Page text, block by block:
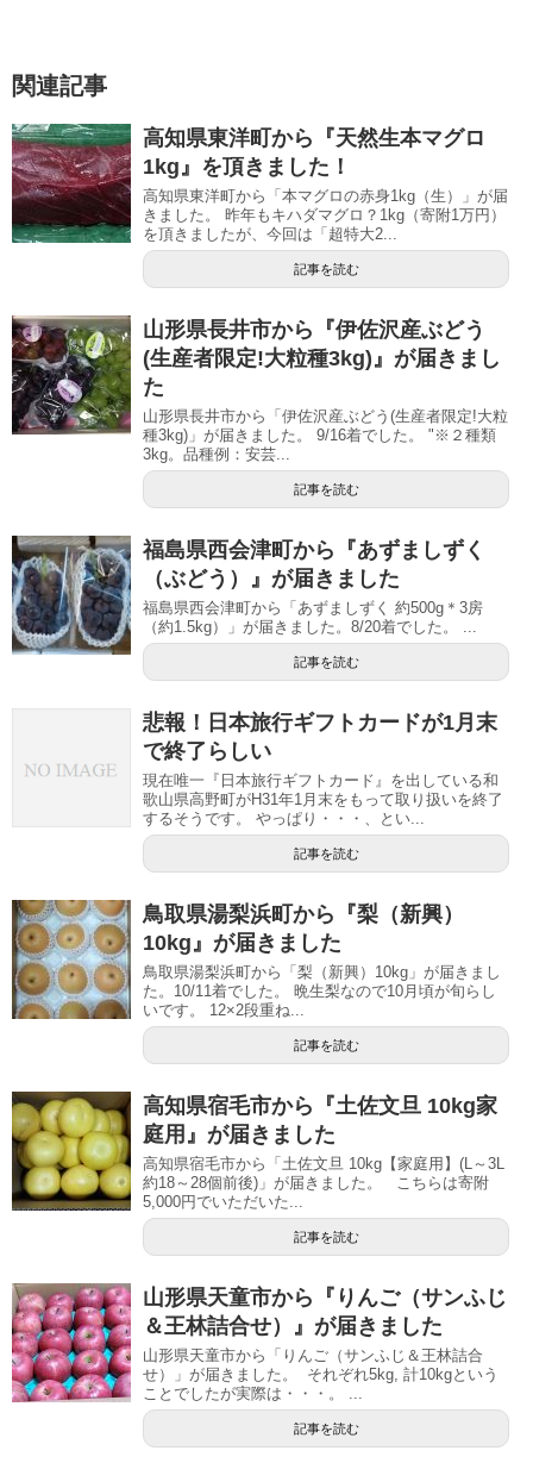
関連記事
高知県東洋町から『天然生本マグロ
1kg』を頂きました！
高知県東洋町から「本マグロの赤身1kg（生）」が届
きました。 昨年もキハダマグロ？1kg（寄附1万円）
を頂きましたが、今回は「超特大2...
記事を読む
山形県長井市から『伊佐沢産ぶどう
(生産者限定!大粒種3kg)』が届きまし
た
山形県長井市から「伊佐沢産ぶどう(生産者限定!大粒
種3kg)」が届きました。 9/16着でした。 "※２種類
3kg。品種例：安芸...
記事を読む
福島県西会津町から『あずましずく
（ぶどう）』が届きました
福島県西会津町から「あずましずく 約500g＊3房
（約1.5kg）」が届きました。8/20着でした。 ...
記事を読む
悲報！日本旅行ギフトカードが1月末
で終了らしい
現在唯一『日本旅行ギフトカード』を出している和
歌山県高野町がH31年1月末をもって取り扱いを終了
するそうです。 やっぱり・・・、とい...
記事を読む
鳥取県湯梨浜町から『梨（新興）
10kg』が届きました
鳥取県湯梨浜町から「梨（新興）10kg」が届きまし
た。10/11着でした。 晩生梨なので10月頃が旬らし
いです。 12×2段重ね...
記事を読む
高知県宿毛市から『土佐文旦 10kg家
庭用』が届きました
高知県宿毛市から「土佐文旦 10kg【家庭用】(L～3L
約18～28個前後)」が届きました。 こちらは寄附
5,000円でいただいた...
記事を読む
山形県天童市から『りんご（サンふじ
＆王林詰合せ）』が届きました
山形県天童市から「りんご（サンふじ＆王林詰合
せ）」が届きました。 それぞれ5kg, 計10kgという
ことでしたが実際は・・・。 ...
記事を読む